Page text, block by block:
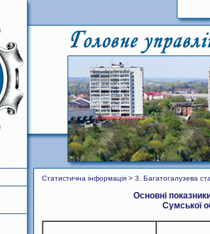
Статистична інформація > 3. Багатогалузева
Основні
Сумської